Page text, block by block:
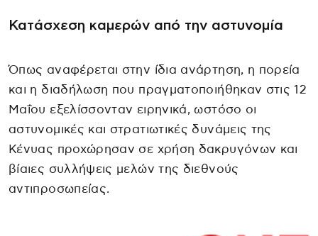
Κατάσχεση καμερών από την αστυνομία
Όπως αναφέρεται στην ίδια ανάρτηση, η πορεία
και η διαδήλωση που πραγματοποιήθηκαν στις 12
Μαΐου εξελίσσονταν ειρηνικά, ωστόσο οι
αστυνομικές και στρατιωτικές δυνάμεις της
Κένυας προχώρησαν σε χρήση δακρυγόνων και
βίαιες συλλήψεις μελών της διεθνούς
αντιπροσωπείας.